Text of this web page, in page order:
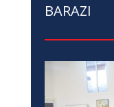
BARAZI